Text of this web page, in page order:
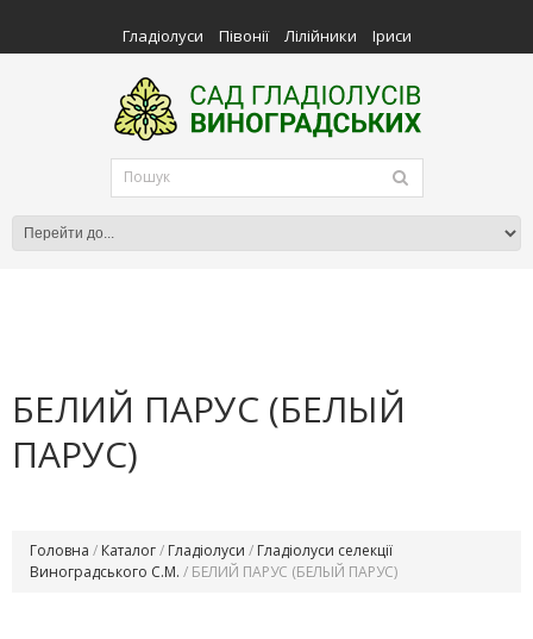
Гладіолуси Півонії Лілійники Іриси
БЕЛИЙ ПАРУС (БЕЛЫЙ
ПАРУС)
Головна / Каталог/ Гладіолуси / Гладіолуси селекції
Виноградського С.М. / БЕЛИЙ ПАРУС (БЕЛЫЙ ПАРУС)